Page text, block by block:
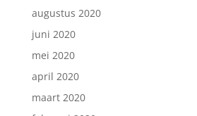
augustus 2020
juni 2020
mei 2020
april 2020
maart 2020